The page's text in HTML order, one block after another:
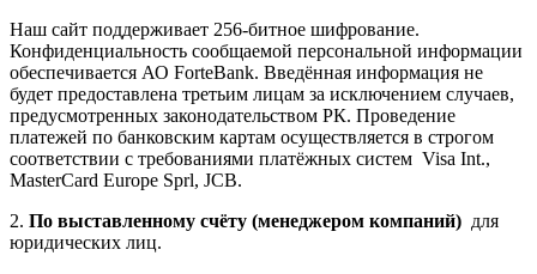
Наш сайт поддерживает 256-битное шифрование.
Конфиденциальность сообщаемой персональной информации
обеспечивается АО ForteBank. Введённая информация не
будет предоставлена третьим лицам за исключением случаев,
предусмотренных законодательством РК. Проведение
платежей по банковским картам осуществляется в строгом
соответствии с требованиями платёжных систем Visa Int.,
MasterCard Europe Sprl, JCB.
2. По выставленному счёту (менеджером компаний) для
юридических лиц.